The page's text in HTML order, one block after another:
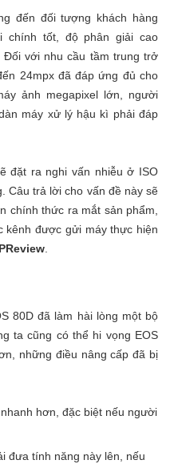
đến đối tượng khách hàng
chính tốt, độ phân giải cao
với nhu cầu tầm trung trở
24mpx đã đáp ứng đủ cho
ảnh megapixel lớn, người
máy xử lý hậu kì phải đáp
đặt ra nghi vấn nhiễu ở ISO
Câu trả lời cho vấn đề này sẽ
chính thức ra mắt sản phẩm,
kênh được gửi máy thực hiện
80D đã làm hài lòng một bộ
ta cũng có thể hi vọng EOS
những điều nâng cấp đã bị
hơn, đặc biệt nếu người
đưa tính năng này lên, nếu